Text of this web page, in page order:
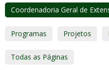
Coordenadoria Geral de
Programas Projetos
Todas as Páginas